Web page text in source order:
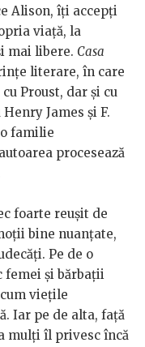
Alison, îți accepți
viață, la
mai libere. Casa
literare, în care
Proust, dar și cu
James și F.
familie
procesează
foarte reușit de
bine nuanțate,
Pe de o
femei și bărbații
viețile
Iar pe de alta, față
mulți îl privesc încă